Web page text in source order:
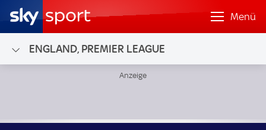
Menü
ENGLAND, PREMIER LEAGUE